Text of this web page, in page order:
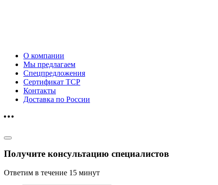
О компании
Мы предлагаем
Спецпредложения
Сертификат ТСР
Контакты
Доставка по России
Получите консультацию специалистов
Ответим в течение 15 минут